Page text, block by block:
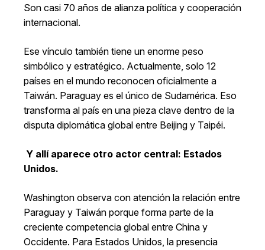
Son casi 70 años de alianza política y cooperación
internacional.
Ese vínculo también tiene un enorme peso
simbólico y estratégico. Actualmente, solo 12
países en el mundo reconocen oficialmente a
Taiwán. Paraguay es el único de Sudamérica. Eso
transforma al país en una pieza clave dentro de la
disputa diplomática global entre Beijing y Taipéi.
Y allí aparece otro actor central: Estados
Unidos.
Washington observa con atención la relación entre
Paraguay y Taiwán porque forma parte de la
creciente competencia global entre China y
Occidente. Para Estados Unidos, la presencia